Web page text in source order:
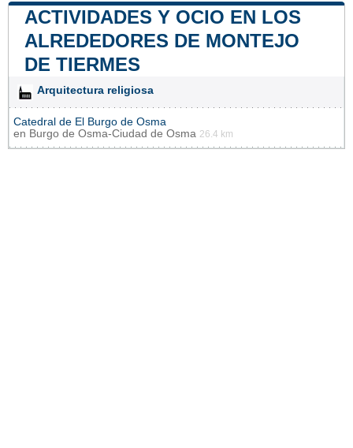
ACTIVIDADES Y OCIO EN LOS
ALREDEDORES DE MONTEJO
DE TIERMES
Arquitectura religiosa
Catedral de El Burgo de Osma
en Burgo de Osma-Ciudad de Osma 26.4 km